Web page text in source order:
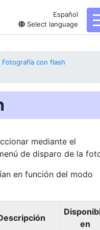
Español
Select language
Fotografía con flash
mediante el
de disparo de la
en función del modo
en